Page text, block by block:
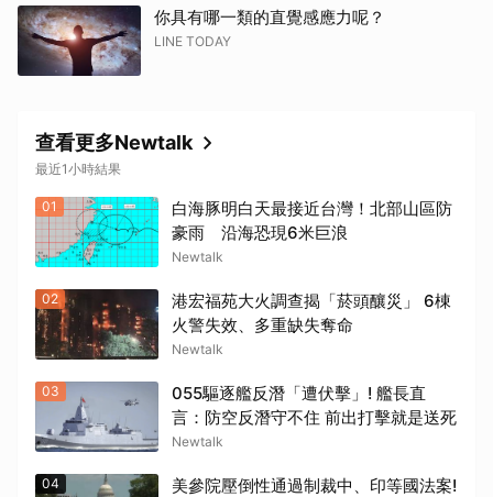
你具有哪一類的直覺感應力呢？
LINE TODAY
查看更多Newtalk
最近1小時結果
01
白海豚明白天最接近台灣！北部山區防
豪雨 沿海恐現6米巨浪
Newtalk
02
港宏福苑大火調查揭「菸頭釀災」 6棟
火警失效、多重缺失奪命
Newtalk
03
055驅逐艦反潛「遭伏擊」! 艦長直
言：防空反潛守不住 前出打擊就是送死
Newtalk
04
美參院壓倒性通過制裁中、印等國法案!